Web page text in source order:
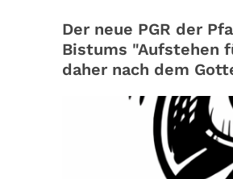
Der neue PGR der
Bistums "Aufstehen
daher nach dem